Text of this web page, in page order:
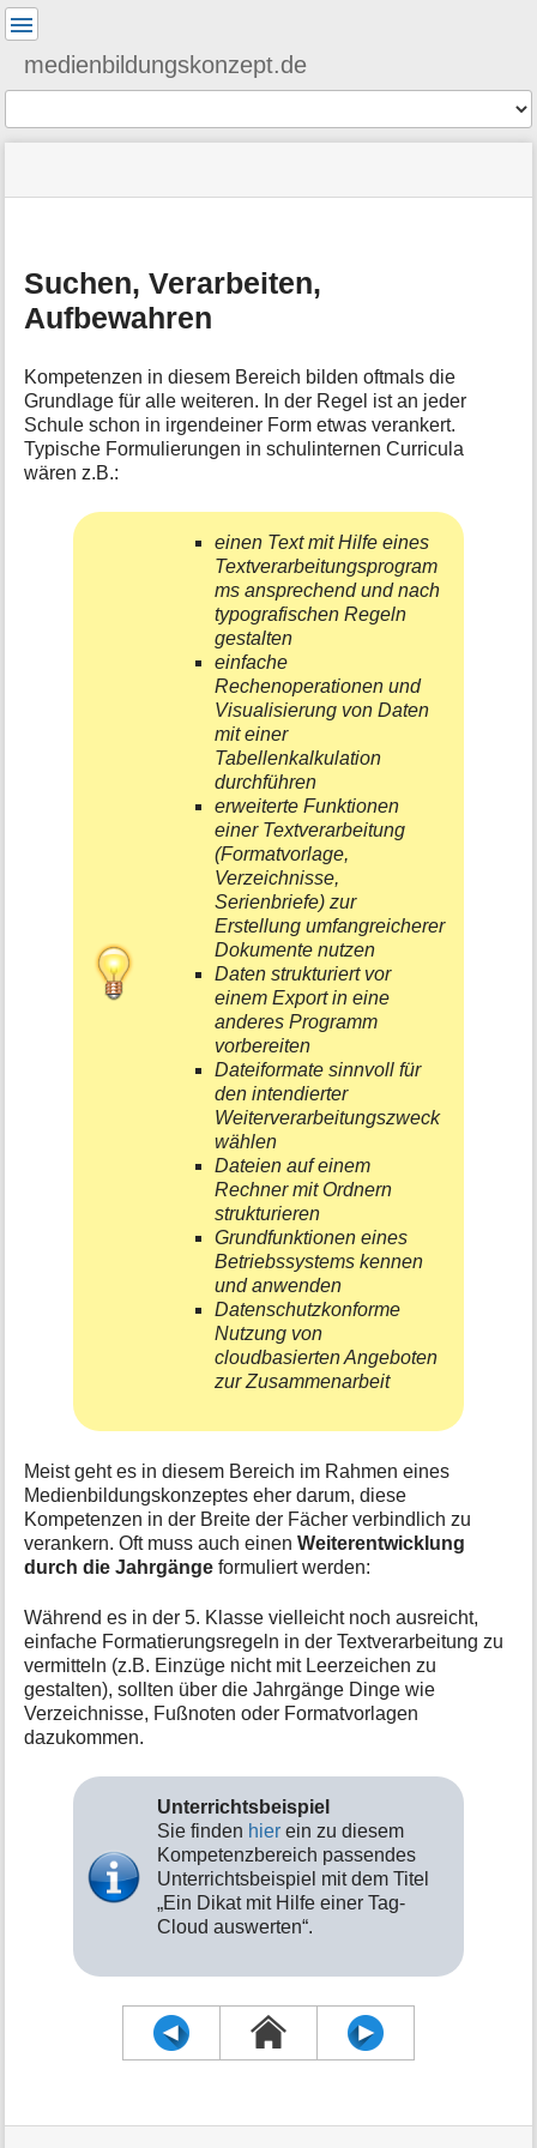
medienbildungskonzept.de
befinden
»
suchenverarbeitenaufbewahren
Seiten-
a
n
o
r
m
a
t
i
Suchen, Verarbeiten,
Aufbewahren
Kompetenzen in diesem Bereich bilden oftmals die
Grundlage für alle weiteren. In der Regel ist an jeder
Schule schon in irgendeiner Form etwas verankert.
Typische Formulierungen in schulinternen Curricula
wären z.B.:
einen Text mit Hilfe eines
Textverarbeitungsprogram
ms ansprechend und nach
typografischen Regeln
gestalten
einfache
Rechenoperationen und
Visualisierung von Daten
mit einer
Tabellenkalkulation
durchführen
erweiterte Funktionen
einer Textverarbeitung
(Formatvorlage,
Verzeichnisse,
Serienbriefe) zur
Erstellung umfangreicherer
Dokumente nutzen
Daten strukturiert vor
einem Export in eine
anderes Programm
vorbereiten
Dateiformate sinnvoll für
den intendierter
Weiterverarbeitungszweck
wählen
Dateien auf einem
Rechner mit Ordnern
strukturieren
Grundfunktionen eines
Betriebssystems kennen
und anwenden
Datenschutzkonforme
Nutzung von
cloudbasierten Angeboten
zur Zusammenarbeit
Meist geht es in diesem Bereich im Rahmen eines
Medienbildungskonzeptes eher darum, diese
Kompetenzen in der Breite der Fächer verbindlich zu
verankern. Oft muss auch einenWeiterentwicklung
durch die Jahrgänge formuliert werden:
Während es in der 5. Klasse vielleicht noch ausreicht,
einfache Formatierungsregeln in der Textverarbeitung zu
vermitteln (z.B. Einzüge nicht mit Leerzeichen zu
gestalten), sollten über die Jahrgänge Dinge wie
Verzeichnisse, Fußnoten oder Formatvorlagen
dazukommen.
Unterrichtsbeispiel
Sie finden hierein zu diesem
Kompetenzbereich passendes
Unterrichtsbeispiel mit dem Titel
„Ein Dikat mit Hilfe einer Tag-
Cloud auswerten“.